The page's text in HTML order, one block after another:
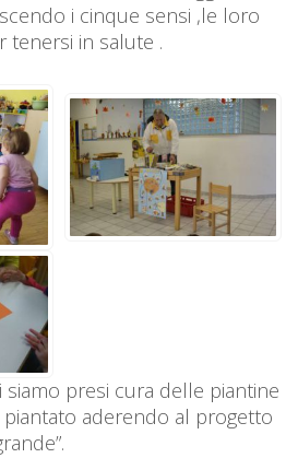
i cinque sensi ,le loro
tenersi in salute .
presi cura delle piantine
aderendo al progetto